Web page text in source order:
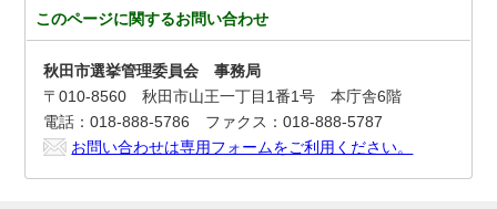
このページに関するお問い合わせ
秋田市選挙管理委員会 事務局
〒010-8560 秋田市山王一丁目1番1号 本庁舎6階
電話：018-888-5786 ファクス：018-888-5787
お問い合わせは専用フォームをご利用ください。